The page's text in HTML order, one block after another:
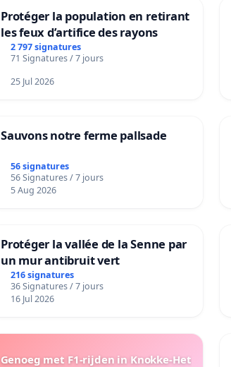
Protéger la population en retirant
les feux d’artifice des rayons
2 797 signatures
71 Signatures / 7 jours
25 Jul 2026
Sauvons notre ferme pallsade
56 signatures
56 Signatures / 7 jours
5 Aug 2026
Protéger la vallée de la Senne par
un mur antibruit vert
216 signatures
36 Signatures / 7 jours
16 Jul 2026
Genoeg met F1-rijden in Knokke-Het